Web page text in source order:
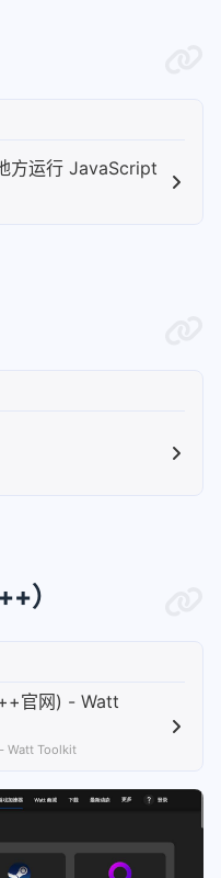
方运行 JavaScript
）
官网) - Watt
Watt Toolkit